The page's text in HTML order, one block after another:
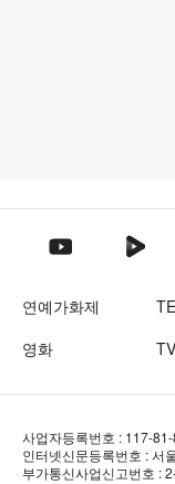
텐아시아 유튜브
텐아시
연예가화제
영화
사업자등록번호 : 117-
인터넷신문등록번호 : 서
부가통신사업신고번호 :